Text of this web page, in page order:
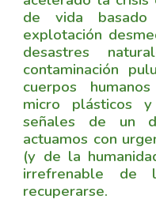
de vida
explotación
desastres
contaminación
cuerpos
micro plásticos
señales de un
actuamos con
(y de la
irrefrenable de
recuperarse.